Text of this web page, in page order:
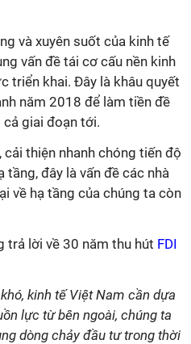
và xuyên suốt của kinh tế
vấn đề tái cơ cấu nền kinh
triển khai. Đây là khâu quyết
năm 2018 để làm tiền đề
cả giai đoạn tới.
thiện nhanh chóng tiến độ
tầng, đây là vấn đề các nhà
về hạ tầng của chúng ta còn
trả lời về 30 năm thu hút FDI
kinh tế Việt Nam cần dựa
lực từ bên ngoài, chúng ta
dòng chảy đầu tư trong thời